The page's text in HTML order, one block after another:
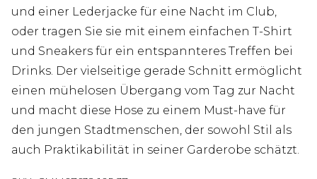
und einer Lederjacke für eine Nacht im Club,
oder tragen Sie sie mit einem einfachen T-Shirt
und Sneakers für ein entspannteres Treffen bei
Drinks. Der vielseitige gerade Schnitt ermöglicht
einen mühelosen Übergang vom Tag zur Nacht
und macht diese Hose zu einem Must-have für
den jungen Stadtmenschen, der sowohl Stil als
auch Praktikabilität in seiner Garderobe schätzt.